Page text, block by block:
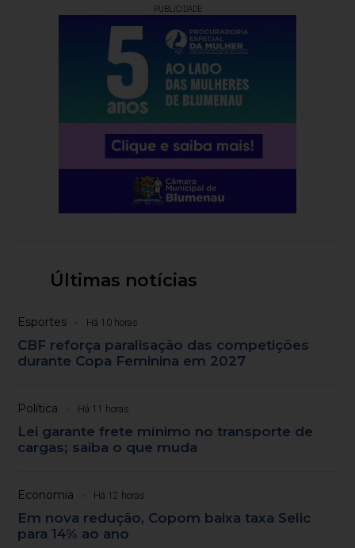
PUBLICIDADE
Últimas notícias
Esportes Há 10 horas
CBF reforça paralisação das competições
durante Copa Feminina em 2027
Política Há 11 horas
Lei garante frete mínimo no transporte de
cargas; saiba o que muda
Economia Há 12 horas
Em nova redução, Copom baixa taxa Selic
para 14% ao ano